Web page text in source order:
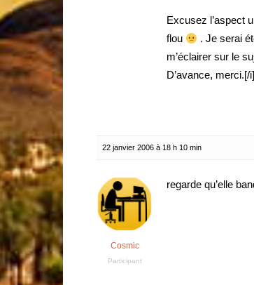
Excusez l’aspect
flou
. Je serai
m’éclairer sur le
D’avance, merci.[/i]
22 janvier 2006 à 18 h 10 min
Cosmic
Participant
regarde qu’elle